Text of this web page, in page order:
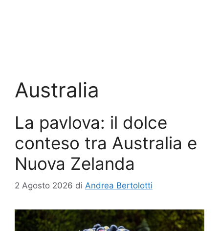
Australia
La pavlova: il dolce
conteso tra Australia e
Nuova Zelanda
2 Agosto 2026 di Andrea Bertolotti